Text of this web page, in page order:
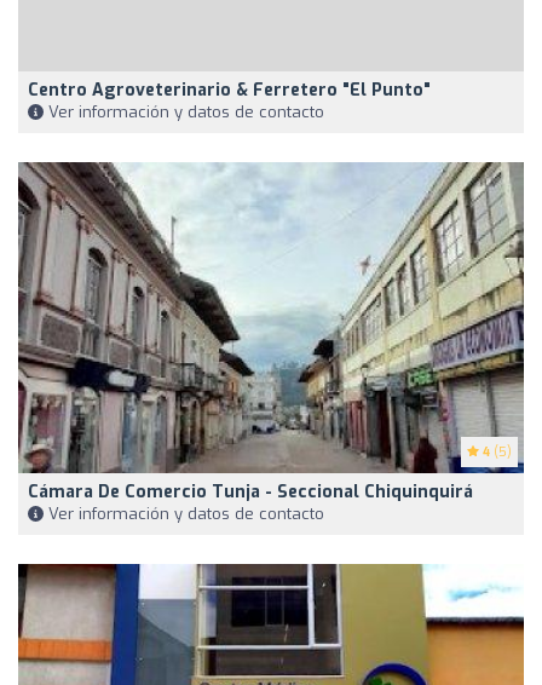
Centro Agroveterinario & Ferretero "El Punto"
Ver información y datos de contacto
4 (5)
Cámara De Comercio Tunja - Seccional Chiquinquirá
Ver información y datos de contacto